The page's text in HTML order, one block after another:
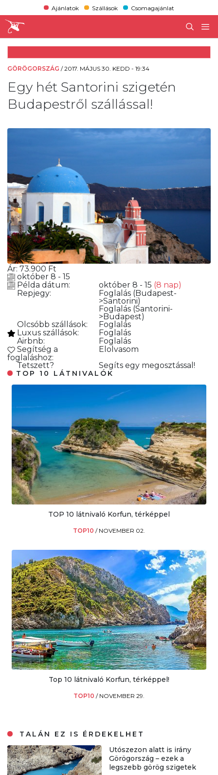
Ajánlatok Szállások Csomagajánlat
GÖRÖGORSZÁG /2017. MÁJUS 30. KEDD - 19:34
Egy hét Santorini szigetén
Budapestről szállással!
Ár: 73.900 Ft
október 8 - 15
Példa dátum:
október 8 - 15 (8 nap)
Repjegy:
Foglalás (Budapest-
>Santorini)
Foglalás (Santorini-
>Budapest)
Olcsóbb szállások:
Foglalás
Luxus szállások:
Foglalás
Airbnb:
Foglalás
Segítség a
foglaláshoz:
Elolvasom
Tetszett?
Segíts egy megosztással!
TOP 10 LÁTNIVALÓK
TOP 10 látnivaló Korfun, térképpel
TOP10 / NOVEMBER 02.
Top 10 látnivaló Korfun, térképpel!
TOP10 / NOVEMBER 29.
TALÁN EZ IS ÉRDEKELHET
Utószezon alatt is irány
Görögország – ezek a
legszebb görög szigetek